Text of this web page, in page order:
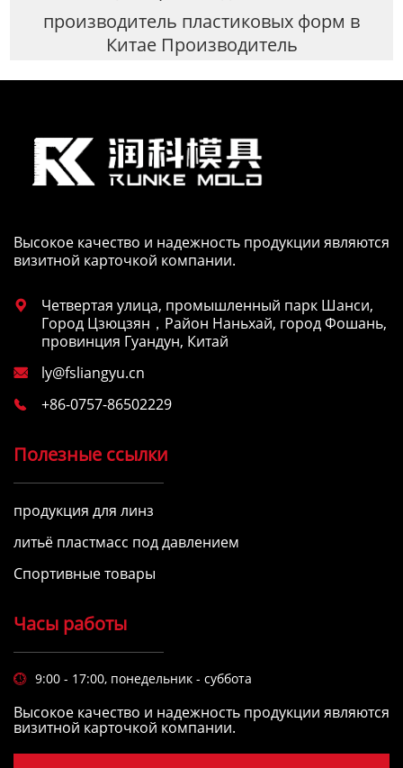
производитель пластиковых форм в
Китае Производитель
Высокое качество и надежность продукции являются
визитной карточкой компании.

Четвертая улица, промышленный парк Шанси,
Город Цзюцзян，Район Наньхай, город Фошань,
провинция Гуандун, Китай
 ly@fsliangyu.cn
 +86-0757-86502229
Полезные ссылки
продукция для линз
литьё пластмасс под давлением
Спортивные товары
Часы работы
 9:00 - 17:00, понедельник - суббота
Высокое качество и надежность продукции являются
визитной карточкой компании.